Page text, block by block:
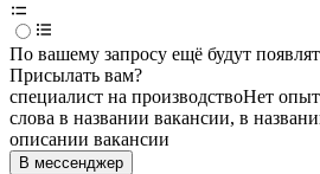
По вашему запросу ещё будут
Присылать вам?
специалист на производствоНет
слова в названии вакансии, в
описании вакансии
В мессенджер